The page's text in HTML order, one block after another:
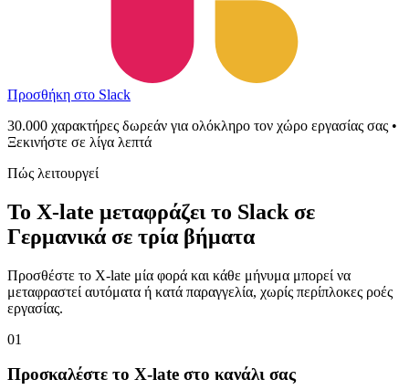
Προσθήκη στο Slack
30.000 χαρακτήρες δωρεάν για ολόκληρο τον χώρο εργασίας σας •
Ξεκινήστε σε λίγα λεπτά
Πώς λειτουργεί
Το X-late μεταφράζει το Slack σε
Γερμανικά σε τρία βήματα
Προσθέστε το X-late μία φορά και κάθε μήνυμα μπορεί να
μεταφραστεί αυτόματα ή κατά παραγγελία, χωρίς περίπλοκες ροές
εργασίας.
01
Προσκαλέστε το X-late στο κανάλι σας